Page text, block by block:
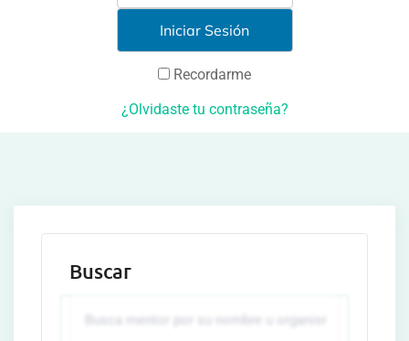
Recordarme
¿Olvidaste tu contraseña?
Buscar